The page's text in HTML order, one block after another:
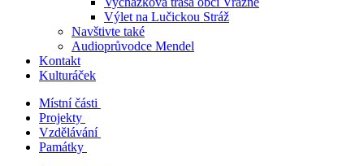
Výlet na Lučickou Stráž
Navštivte také
Audioprůvodce Mendel
Kontakt
Kulturáček
Místní části
Projekty
Vzdělávání
Památky